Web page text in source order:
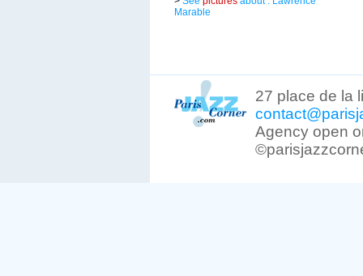
Marable
27 place de la
Agency open